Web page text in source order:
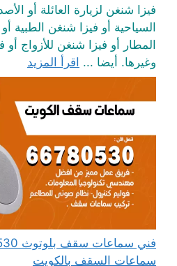
فيزا شنغن لزيارة العائلة أو
السياحية أو فيزا شنغن الطبية
المطار أو فيزا شنغن للأزواج أو
وغيرها. أيضا ... اقرأ المزيد
سماعات السقف بالكويت